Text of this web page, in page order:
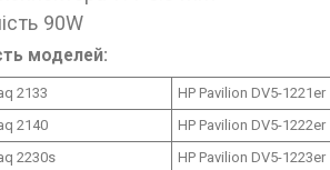
90W
моделей:
2133 HP Pavilion DV5-1221er
2140
HP Pavilion DV5-1222er
2230s
HP Pavilion DV5-1223er